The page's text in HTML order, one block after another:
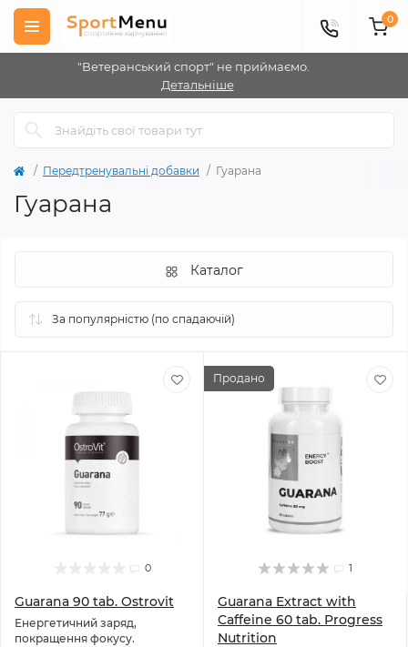
"Ветеранський спорт" не приймаємо.
Детальніше
0
Передтренувальні добавки Гуарана
Гуарана
Каталог
0
Guarana 90 tab. Ostrovit
Енергетичний заряд,
покращення фокусу.
Продано
1
Guarana Extract with
Caffeine 60 tab. Progress
Nutrition